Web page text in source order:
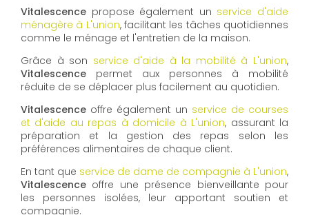
Vitalescence propose également un service d'aide
ménagère à L'union, facilitant les tâches quotidiennes
comme le ménage et l'entretien de la maison.
Grâce à son service d'aide à la mobilité à L'union,
Vitalescence permet aux personnes à mobilité
réduite de se déplacer plus facilement au quotidien.
Vitalescence offre également un service de courses
et d'aide au repas à domicile à L'union, assurant la
préparation et la gestion des repas selon les
préférences alimentaires de chaque client.
En tant que service de dame de compagnie à L'union,
Vitalescence offre une présence bienveillante pour
les personnes isolées, leur apportant soutien et
compagnie.